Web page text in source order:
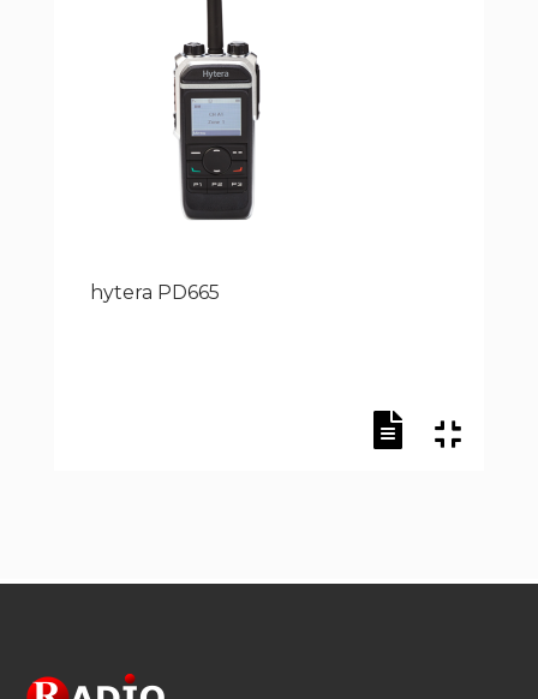
hytera PD665